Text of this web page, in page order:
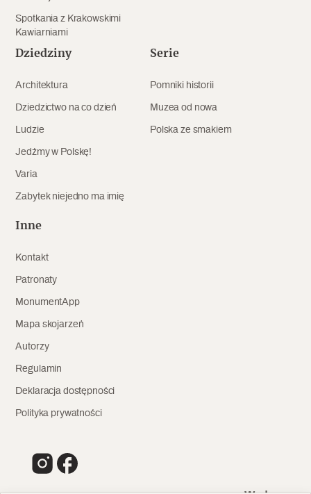
Spotkania z Krakowskimi
Kawiarniami
Dziedziny
Architektura
Dziedzictwo na co dzień
Ludzie
Jedźmy w Polskę!
Varia
Zabytek niejedno ma imię
Serie
Pomniki historii
Muzea od nowa
Polska ze smakiem
Inne
Kontakt
Patronaty
MonumentApp
Mapa skojarzeń
Autorzy
Regulamin
Deklaracja dostępności
Polityka prywatności